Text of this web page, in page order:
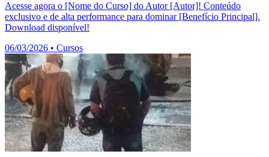
Acesse agora o [Nome do Curso] do Autor [Autor]! Conteúdo
exclusivo e de alta performance para dominar [Benefício Principal].
Download disponível!
06/03/2026 • Cursos